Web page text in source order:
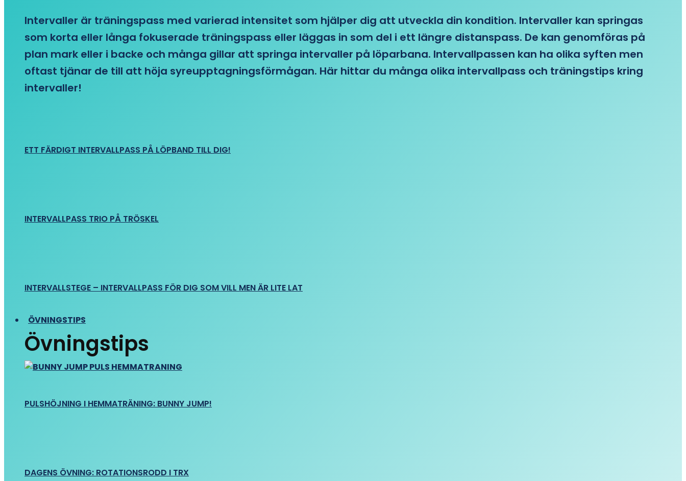
Intervaller är träningspass med varierad intensitet som hjälper dig att utveckla din kondition. Intervaller kan springas
som korta eller långa fokuserade träningspass eller läggas in som del i ett längre distanspass. De kan genomföras på
plan mark eller i backe och många gillar att springa intervaller på löparbana. Intervallpassen kan ha olika syften men
oftast tjänar de till att höja syreupptagningsförmågan. Här hittar du många olika intervallpass och träningstips kring
intervaller!
ETT FÄRDIGT INTERVALLPASS PÅ LÖPBAND TILL DIG!
INTERVALLPASS TRIO PÅ TRÖSKEL
INTERVALLSTEGE – INTERVALLPASS FÖR DIG SOM VILL MEN ÄR LITE LAT
ÖVNINGSTIPS
Övningstips
PULSHÖJNING I HEMMATRÄNING: BUNNY JUMP!
DAGENS ÖVNING: ROTATIONSRODD I TRX